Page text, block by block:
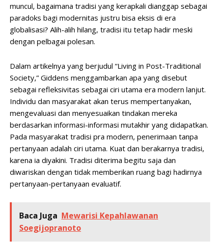
muncul, bagaimana tradisi yang kerapkali dianggap sebagai
paradoks bagi modernitas justru bisa eksis di era
globalisasi? Alih-alih hilang, tradisi itu tetap hadir meski
dengan pelbagai polesan.
Dalam artikelnya yang berjudul “Living in Post-Traditional
Society,” Giddens menggambarkan apa yang disebut
sebagai refleksivitas sebagai ciri utama era modern lanjut.
Individu dan masyarakat akan terus mempertanyakan,
mengevaluasi dan menyesuaikan tindakan mereka
berdasarkan informasi-informasi mutakhir yang didapatkan.
Pada masyarakat tradisi pra modern, penerimaan tanpa
pertanyaan adalah ciri utama. Kuat dan berakarnya tradisi,
karena ia diyakini. Tradisi diterima begitu saja dan
diwariskan dengan tidak memberikan ruang bagi hadirnya
pertanyaan-pertanyaan evaluatif.
Baca Juga Mewarisi Kepahlawanan
Soegijopranoto